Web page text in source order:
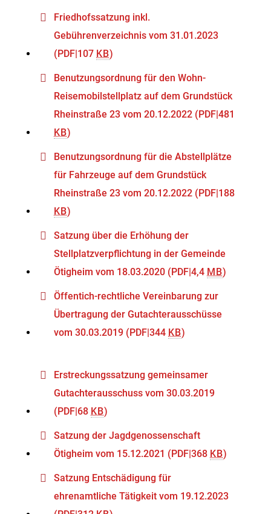
Friedhofssatzung inkl.
Gebührenverzeichnis vom 31.01.2023
(PDF|107 KB)
Benutzungsordnung für den Wohn-
Reisemobilstellplatz auf dem Grundstück
Rheinstraße 23 vom 20.12.2022 (PDF|481
KB)
Benutzungsordnung für die Abstellplätze
für Fahrzeuge auf dem Grundstück
Rheinstraße 23 vom 20.12.2022 (PDF|188
KB)
Satzung über die Erhöhung der
Stellplatzverpflichtung in der Gemeinde
Ötigheim vom 18.03.2020 (PDF|4,4 MB)
Öffentich-rechtliche Vereinbarung zur
Übertragung der Gutachterausschüsse
vom 30.03.2019 (PDF|344 KB)
Erstreckungssatzung gemeinsamer
Gutachterausschuss vom 30.03.2019
(PDF|68 KB)
Satzung der Jagdgenossenschaft
Ötigheim vom 15.12.2021 (PDF|368 KB)
Satzung Entschädigung für
ehrenamtliche Tätigkeit vom 19.12.2023